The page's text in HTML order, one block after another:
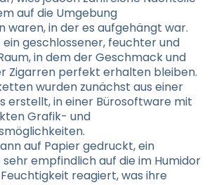
auf die Umgebung
waren, in der es aufgehängt war.
ein geschlossener, feuchter und
in dem der Geschmack und
Zigarren perfekt erhalten bleiben.
wurden zunächst aus einer
erstellt, in einer Bürosoftware mit
Grafik- und
auf Papier gedruckt, ein
sehr empfindlich auf die im Humidor
reagiert, was ihre